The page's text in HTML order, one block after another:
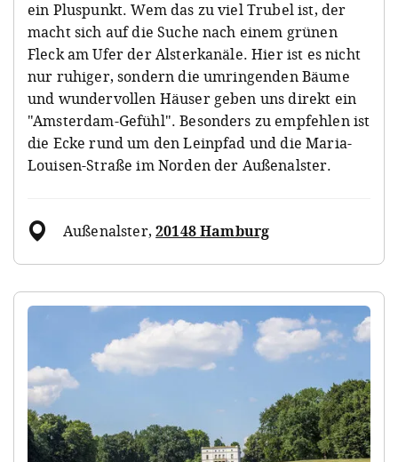
ein Pluspunkt. Wem das zu viel Trubel ist, der
macht sich auf die Suche nach einem grünen
Fleck am Ufer der Alsterkanäle. Hier ist es nicht
nur ruhiger, sondern die umringenden Bäume
und wundervollen Häuser geben uns direkt ein
"Amsterdam-Gefühl". Besonders zu empfehlen ist
die Ecke rund um den Leinpfad und die Maria-
Louisen-Straße im Norden der Außenalster.
Außenalster,20148 Hamburg